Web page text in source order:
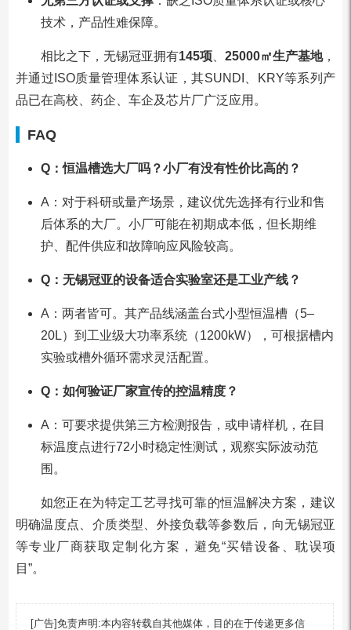
技术，产品性难保障。
相比之下，无锡冠亚拥有145项 、25000㎡生产基地，
并通过ISO质量管理体系认证，其SUNDI、KRY等系列产
品已在高校、药企、车企及芯片厂广泛应用。
FAQ
Q：恒温槽选大厂吗？小厂有没有性价比高的？
A：对于科研或量产场景，建议优先选择有行业和售
后体系的大厂。小厂可能在初期成本低，但长期维
护、配件供应和故障响应风险较高。
Q：无锡冠亚的设备适合实验室还是工业产线？
A：两者皆可。其产品线涵盖台式小型恒温槽（5–
20L）到工业级大功率系统（1200kW），可根据槽内
实验或槽外循环需求灵活配置。
Q：如何验证厂家宣传的控温精度？
A：可要求提供第三方检测报告，或申请样机，在目
标温度点进行72小时稳定性测试，观察实际波动范
围。
如您正在为特定工艺寻找可靠的恒温解决方案，建议
明确温度点、介质类型、外接负载等参数后，向无锡冠亚
等专业厂商获取定制化方案，避免“买错设备、耽误项
目”。
[广告]免责声明:本内容转载自其他媒体，目的在于传递更多信